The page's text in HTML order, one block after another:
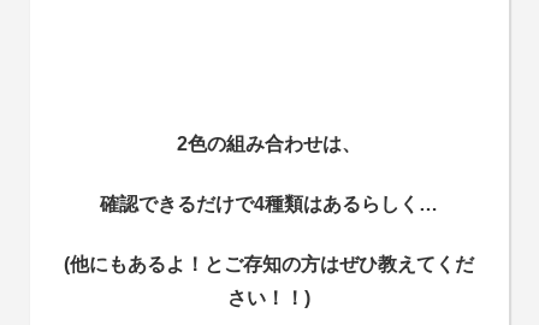
2色の組み合わせは、
確認できるだけで4種類はあるらしく…
(他にもあるよ！とご存知の方はぜひ教えてくだ
さい！！)